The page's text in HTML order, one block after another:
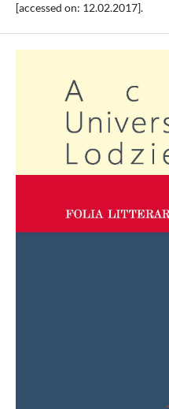
[accessed on: 12.02.2017].